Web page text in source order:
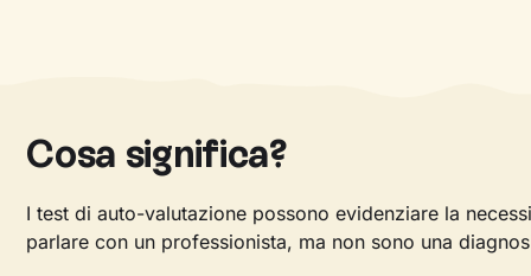
Cosa significa?
I test di auto-valutazione possono evidenziare la
parlare con un professionista, ma non sono una